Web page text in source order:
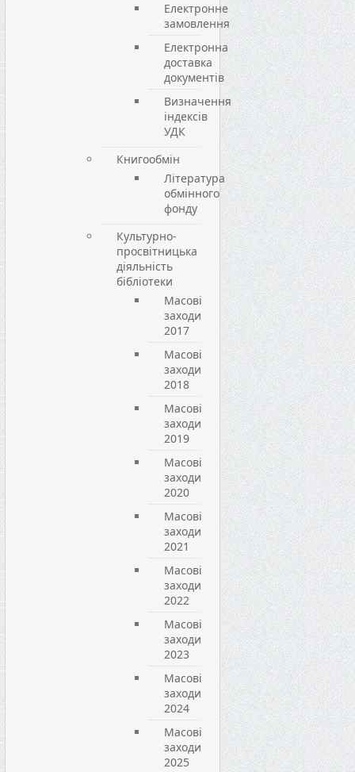
Електронне
замовлення
Електронна
доставка
документів
Визначення
індексів
УДК
Книгообмін
Література
обмінного
фонду
Культурно-
просвітницька
діяльність
бібліотеки
Масові
заходи
2017
Масові
заходи
2018
Масові
заходи
2019
Масові
заходи
2020
Масові
заходи
2021
Масові
заходи
2022
Масові
заходи
2023
Масові
заходи
2024
Масові
заходи
2025